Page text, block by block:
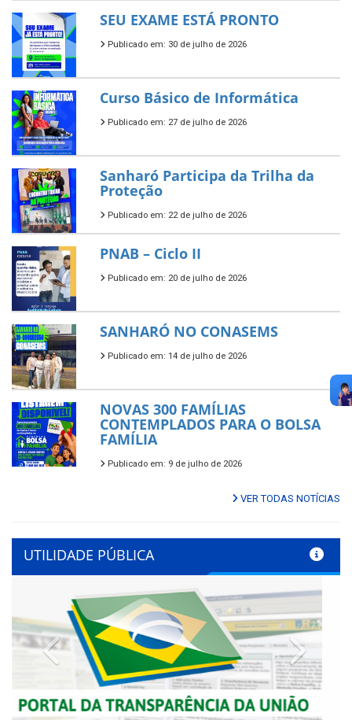
SEU EXAME ESTÁ PRONTO
Publicado em: 30 de julho de 2026
Curso Básico de Informática
Publicado em: 27 de julho de 2026
Sanharó Participa da Trilha da
Proteção
Publicado em: 22 de julho de 2026
PNAB – Ciclo II
Publicado em: 20 de julho de 2026
SANHARÓ NO CONASEMS
Publicado em: 14 de julho de 2026
NOVAS 300 FAMÍLIAS
CONTEMPLADOS PARA O BOLSA
FAMÍLIA
Publicado em: 9 de julho de 2026
VER TODAS NOTÍCIAS
UTILIDADE PÚBLICA
Previous